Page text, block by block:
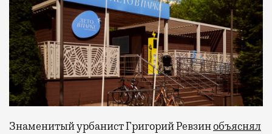
Знаменитый урбанист Григорий Ревзинобъяснял